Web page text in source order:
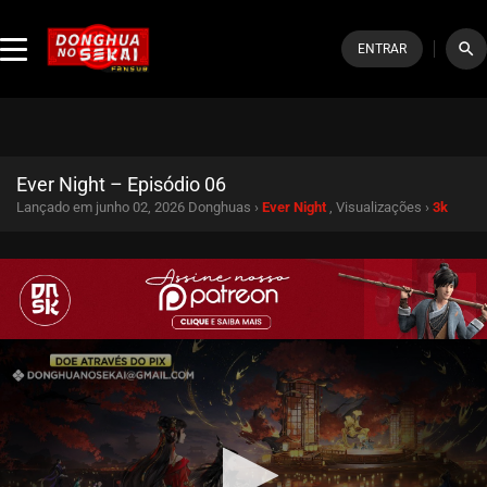
ENTRAR search
Ever Night – Episódio 06
Lançado em junho 02, 2026 Donghuas › Ever Night , Visualizações › 3k